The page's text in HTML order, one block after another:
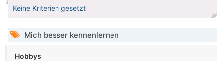
Keine Kriterien gesetzt
Mich besser kennenlernen
Hobbys